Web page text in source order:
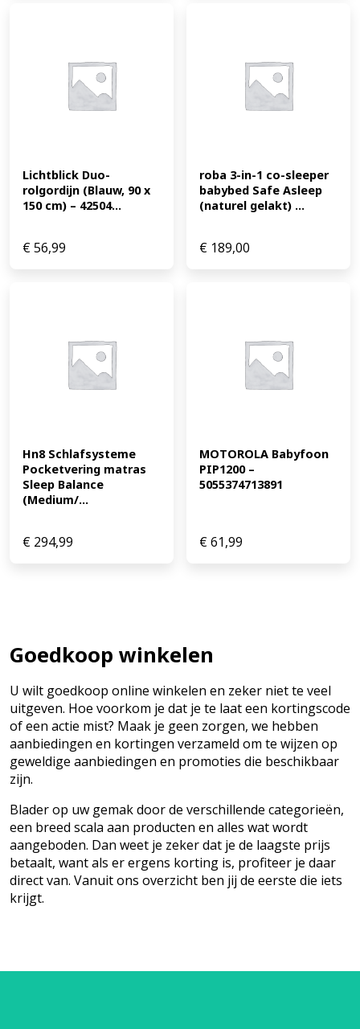
Lichtblick Duo-
rolgordijn (Blauw, 90 x
150 cm) – 42504...
€56,99
roba 3-in-1 co-sleeper
babybed Safe Asleep
(naturel gelakt) ...
€ 189,00
Hn8 Schlafsysteme
Pocketvering matras
Sleep Balance
(Medium/...
€ 294,99
MOTOROLA Babyfoon
PIP1200 –
5055374713891
€61,99
Goedkoop winkelen
U wilt goedkoop online winkelen en zeker niet te veel
uitgeven. Hoe voorkom je dat je te laat een kortingscode
of een actie mist? Maak je geen zorgen, we hebben
aanbiedingen en kortingen verzameld om te wijzen op
geweldige aanbiedingen en promoties die beschikbaar
zijn.
Blader op uw gemak door de verschillende categorieën,
een breed scala aan producten en alles wat wordt
aangeboden. Dan weet je zeker dat je de laagste prijs
betaalt, want als er ergens korting is, profiteer je daar
direct van. Vanuit ons overzicht ben jij de eerste die iets
krijgt.